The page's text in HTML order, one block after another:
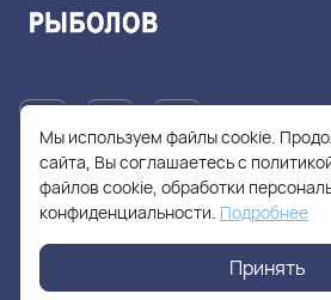
+7(905)705-55-49
fishhuntershop@yandex.ru
Мы используем файлы cookie.
сайта, Вы соглашаетесь с
файлов cookie, обработки
конфиденциальности. Подробнее
Принять